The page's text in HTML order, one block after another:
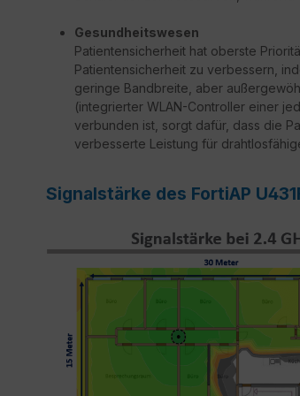
Gesundheitswesen
Patientensicherheit hat oberste
Patientensicherheit zu verbessern,
geringe Bandbreite, aber
(integrierter WLAN-Controller einer
verbunden ist, sorgt dafür, dass die
verbesserte Leistung für
Signalstärke des FortiAP